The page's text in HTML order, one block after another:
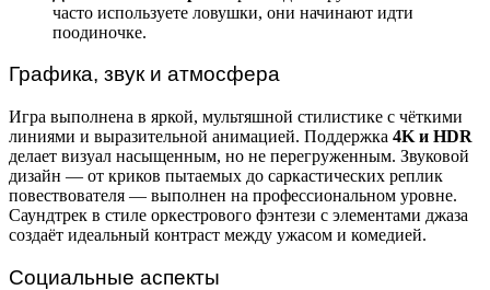
часто используете ловушки, они начинают идти
поодиночке.
Графика, звук и атмосфера
Игра выполнена в яркой, мультяшной стилистике с чёткими
линиями и выразительной анимацией. Поддержка 4K и HDR
делает визуал насыщенным, но не перегруженным. Звуковой
дизайн — от криков пытаемых до саркастических реплик
повествователя — выполнен на профессиональном уровне.
Саундтрек в стиле оркестрового фэнтези с элементами джаза
создаёт идеальный контраст между ужасом и комедией.
Социальные аспекты